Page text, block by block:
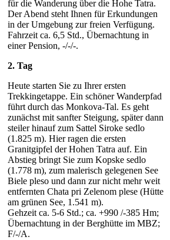
für die Wanderung über die Hohe Tatra.
Der Abend steht Ihnen für Erkundungen
in der Umgebung zur freien Verfügung.
Fahrzeit ca. 6,5 Std., Übernachtung in
einer Pension, -/-/-.
2. Tag
Heute starten Sie zu Ihrer ersten
Trekkingetappe. Ein schöner Wanderpfad
führt durch das Monkova-Tal. Es geht
zunächst mit sanfter Steigung, später dann
steiler hinauf zum Sattel Siroke sedlo
(1.825 m). Hier ragen die ersten
Granitgipfel der Hohen Tatra auf. Ein
Abstieg bringt Sie zum Kopske sedlo
(1.778 m), zum malerisch gelegenen See
Biele pleso und dann zur nicht mehr weit
entfernten Chata pri Zelenom plese (Hütte
am grünen See, 1.541 m).
Gehzeit ca. 5-6 Std.; ca. +990 /-385 Hm;
Übernachtung in der Berghütte im MBZ;
F/-/A.